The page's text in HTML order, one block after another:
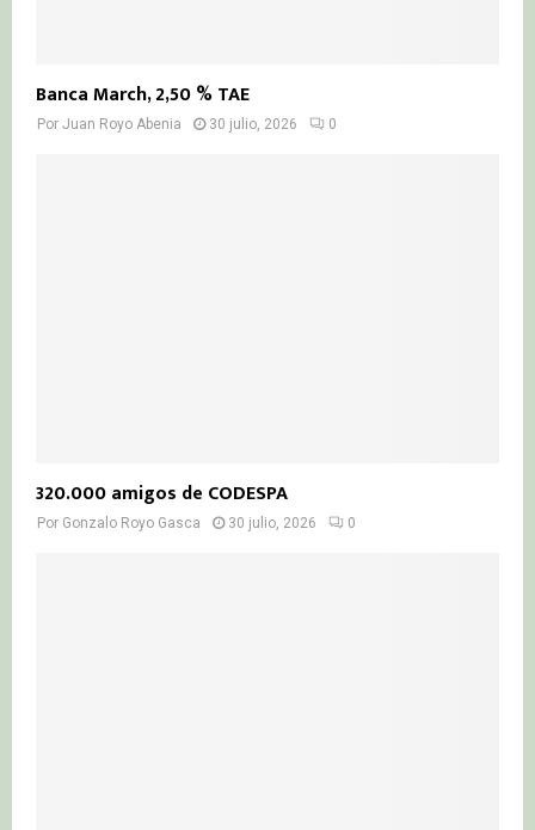
Banca March, 2,50 % TAE
Por Juan Royo Abenia 30 julio, 2026 0
320.000 amigos de CODESPA
Por Gonzalo Royo Gasca 30 julio, 2026 0